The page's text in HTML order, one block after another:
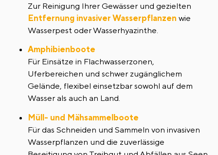
Zur Reinigung Ihrer Gewässer und gezielten
Entfernung invasiver Wasserpflanzen wie
Wasserpest oder Wasserhyazinthe.
Amphibienboote
Für Einsätze in Flachwasserzonen,
Uferbereichen und schwer zugänglichem
Gelände, flexibel einsetzbar sowohl auf dem
Wasser als auch an Land.
Müll- und Mähsammelboote
Für das Schneiden und Sammeln von invasiven
Wasserpflanzen und die zuverlässige